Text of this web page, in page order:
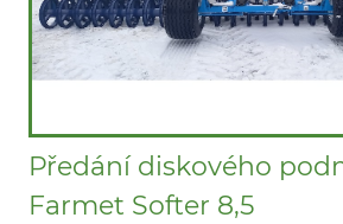
Předání diskového
Farmet Softer 8,5